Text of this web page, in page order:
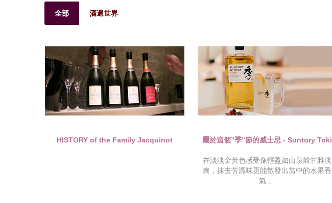
全部 酒遍世界
HISTORY of the Family Jacquinot 屬於這個”季”節的威士忌 - Suntory Toki
在淡淡金黃色感受像輕盈如山泉般甘雅淡
爽，抹去苦澀味更能散發出當中的水果香
氣 。